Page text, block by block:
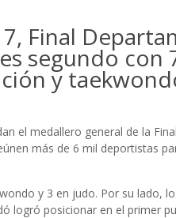
Final
segundo con
y
el medallero general de la
más de 6 mil deportistas
y 3 en judo. Por su lado,
logró posicionar en el primer